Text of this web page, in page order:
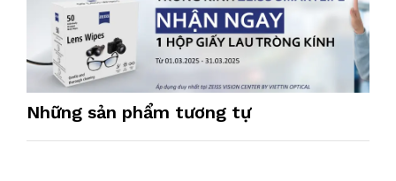
Những sản phẩm tương tự